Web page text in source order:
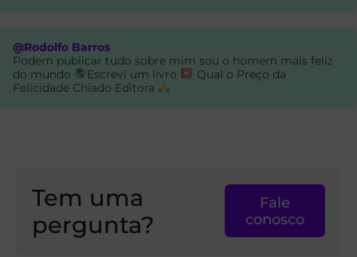
@Rodolfo Barros
Podem publicar tudo sobre mim sou o homem mais feliz
do mundo
Escrevi um livro
Qual o Preço da
Felicidade Chiado Editora
Tem uma
pergunta?
Fale
conosco